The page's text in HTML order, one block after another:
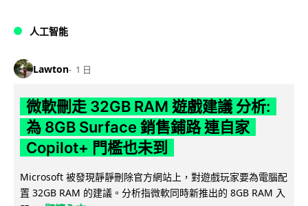
人工智能
Lawton 1 日
微軟刪走 32GB RAM 遊戲建議 分析:
為 8GB Surface 銷售鋪路 連自家
Copilot+ 門檻也未到
Microsoft 被發現靜靜刪除官方網站上，對遊戲玩家要為電腦配
置 32GB RAM 的建議。分析指微軟同時新推出的 8GB RAM 入